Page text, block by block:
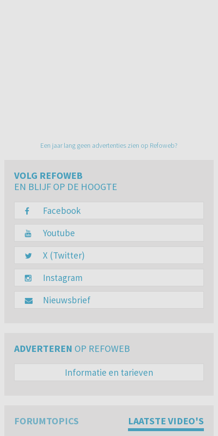
Een jaar lang geen advertenties zien op Refoweb?
VOLG REFOWEB
EN BLIJF OP DE HOOGTE
Facebook
Youtube
X (Twitter)
Instagram
Nieuwsbrief
ADVERTEREN OP REFOWEB
Informatie en tarieven
FORUMTOPICS LAATSTE VIDEO'S